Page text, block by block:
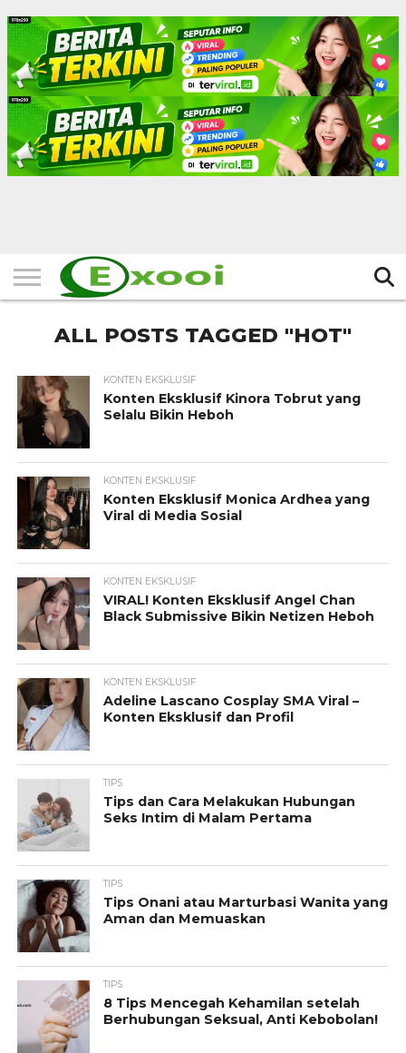
HOME
FILTER
BERITA
BIODATA
CERITA
CERPEN
EKSKLUSIF
FOTO
VIDEO
TIPS
MORE
ALL POSTS TAGGED "HOT"
KONTEN EKSKLUSIF
Konten Eksklusif Kinora Tobrut yang
Selalu Bikin Heboh
KONTEN EKSKLUSIF
Konten Eksklusif Monica Ardhea yang
Viral di Media Sosial
KONTEN EKSKLUSIF
VIRAL! Konten Eksklusif Angel Chan
Black Submissive Bikin Netizen Heboh
KONTEN EKSKLUSIF
Adeline Lascano Cosplay SMA Viral –
Konten Eksklusif dan Profil
TIPS
Tips dan Cara Melakukan Hubungan
Seks Intim di Malam Pertama
TIPS
Tips Onani atau Marturbasi Wanita yang
Aman dan Memuaskan
TIPS
8 Tips Mencegah Kehamilan setelah
Berhubungan Seksual, Anti Kebobolan!